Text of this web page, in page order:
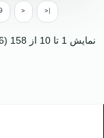
> >|
نمایش 1 تا 10 از 158 (16 صفحه)